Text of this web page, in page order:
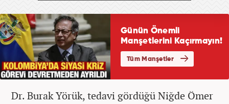
Dr. Burak Yörük, tedavi gördüğü Niğde Ömer